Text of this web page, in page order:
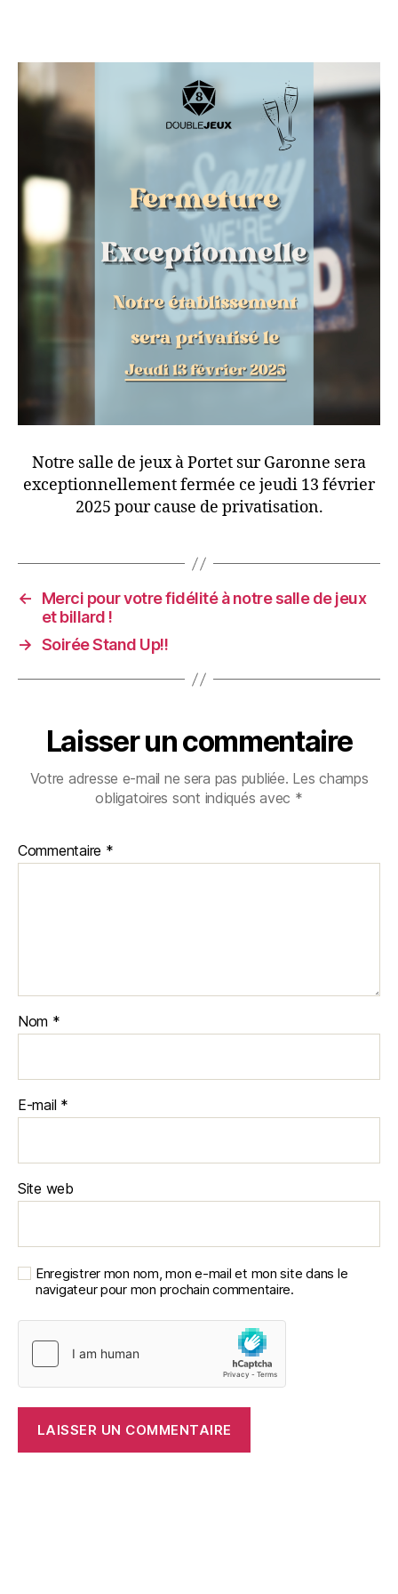
Notre salle de jeux à Portet sur Garonne sera
exceptionnellement fermée ce jeudi 13 février
2025 pour cause de privatisation.
←
Merci pour votre fidélité à notre salle de jeux
et billard !
→ Soirée Stand Up!!
Laisser un commentaire
Votre adresse e-mail ne sera pas publiée. Les champs
obligatoires sont indiqués avec *
Commentaire *
Nom *
E-mail *
Site web
Enregistrer mon nom, mon e-mail et mon site dans le
navigateur pour mon prochain commentaire.